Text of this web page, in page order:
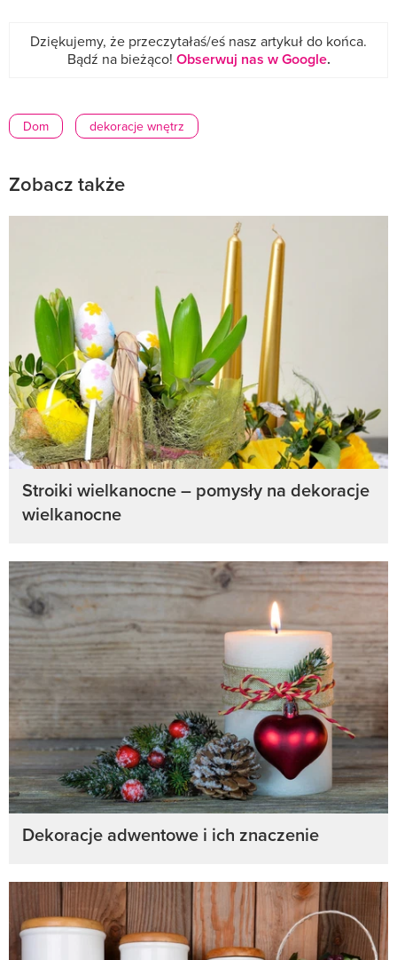
Dziękujemy, że przeczytałaś/eś nasz artykuł do końca.
Bądź na bieżąco! Obserwuj nas w Google.
Dom dekoracje wnętrz
Zobacz także
Stroiki wielkanocne – pomysły na dekoracje
wielkanocne
Dekoracje adwentowe i ich znaczenie